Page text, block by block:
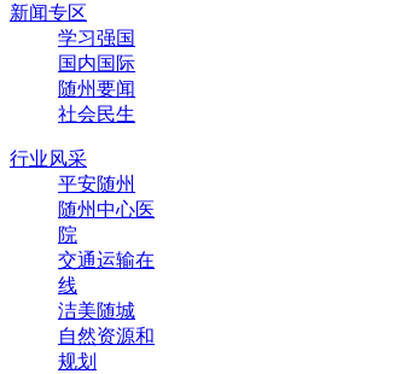
新闻专区
学习强国
国内国际
随州要闻
社会民生
行业风采
平安随州
随州中心医
院
交通运输在
线
洁美随城
自然资源和
规划